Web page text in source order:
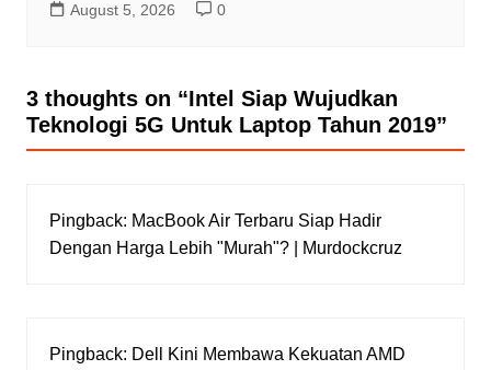
August 5, 2026 0
3 thoughts on “Intel Siap Wujudkan
Teknologi 5G Untuk Laptop Tahun 2019”
Pingback: MacBook Air Terbaru Siap Hadir
Dengan Harga Lebih "Murah"? | Murdockcruz
Pingback: Dell Kini Membawa Kekuatan AMD